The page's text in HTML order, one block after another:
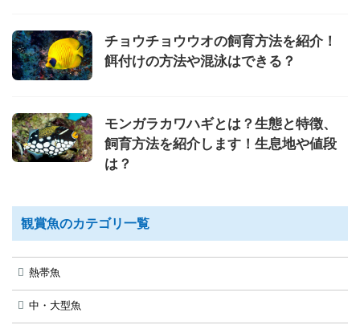
チョウチョウウオの飼育方法を紹介！
餌付けの方法や混泳はできる？
モンガラカワハギとは？生態と特徴、
飼育方法を紹介します！生息地や値段
は？
観賞魚のカテゴリ一覧
熱帯魚
中・大型魚